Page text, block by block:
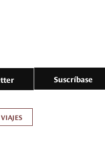
Suscríbase
VIAJES